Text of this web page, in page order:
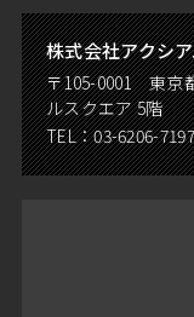
株式会社アクシ
〒105-0001 東京
ルスクエア 5階
TEL：03-6206-7197